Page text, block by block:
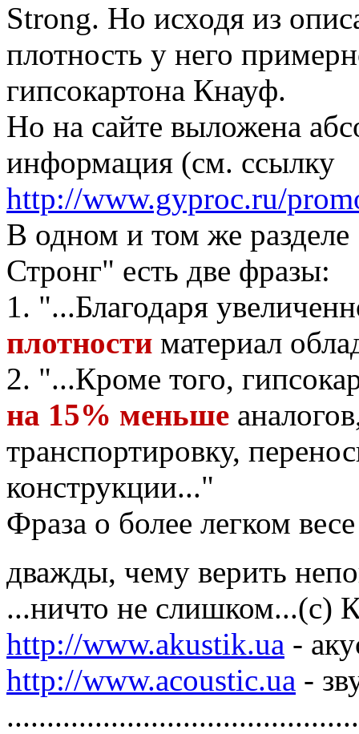
Strong. Но исходя из
плотность у него
гипсокартона Кнауф.
Но на сайте выложена
информация (см. ссылку
http://www.gyproc.ru/
В одном и том же
Стронг" есть две фразы:
1. "...Благодаря
плотности материал
2. "...Кроме того,
на 15% меньше
транспортировку,
конструкции..."
Фраза о более легком
дважды, чему верить
...ничто не слишком...(с)
http://www.akustik.ua -
http://www.acoustic.ua -
............................................